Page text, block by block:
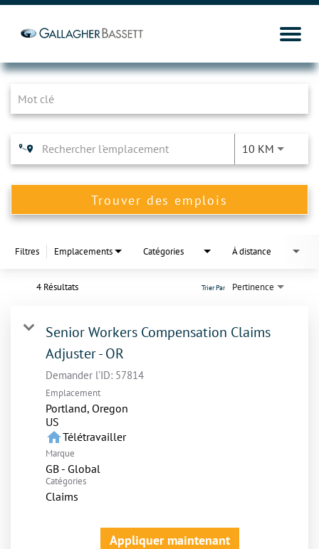
Job Search Page
10 KM
Trouver des emplois
Filtres Emplacements Catégories À distance
4 Résultats Pertinence
Trier Par
Senior Workers Compensation Claims
Adjuster - OR
Demander l'ID: 57814
Emplacement
Portland, Oregon
homeTélétravailler
Marque
GB - Global
Catégories
Claims
Appliquer maintenant